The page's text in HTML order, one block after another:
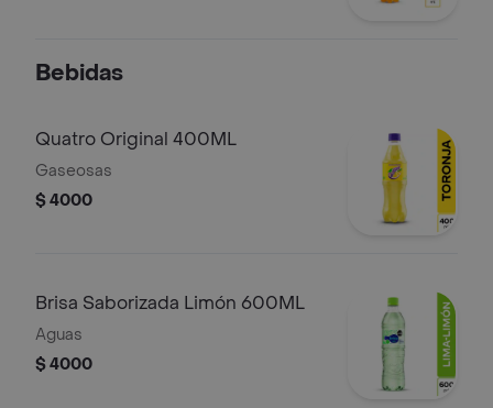
Bebidas
Quatro Original 400ML
Gaseosas
$ 4000
Brisa Saborizada Limón 600ML
Aguas
$ 4000